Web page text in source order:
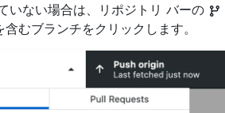
いない場合は、リポジトリ バーの
むブランチをクリックします。